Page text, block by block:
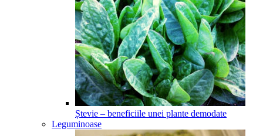
Ștevie – beneficiile unei plante demodate
Leguminoase